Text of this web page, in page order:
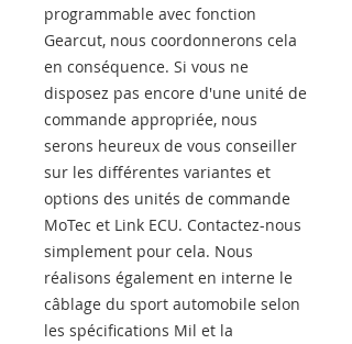
programmable avec fonction
Gearcut, nous coordonnerons cela
en conséquence. Si vous ne
disposez pas encore d'une unité de
commande appropriée, nous
serons heureux de vous conseiller
sur les différentes variantes et
options des unités de commande
MoTec et Link ECU. Contactez-nous
simplement pour cela. Nous
réalisons également en interne le
câblage du sport automobile selon
les spécifications Mil et la